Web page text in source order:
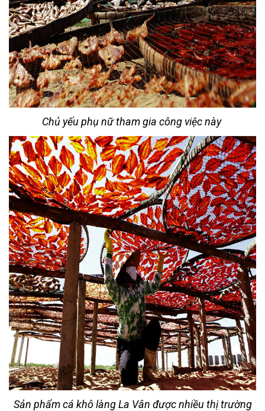
Chủ yếu phụ nữ tham gia công việc này
Sản phẩm cá khô làng La Vân được nhiều thị trường